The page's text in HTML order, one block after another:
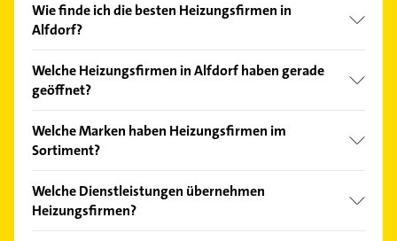
Wie finde ich die besten Heizungsfirmen in
Alfdorf?
Kundenmeinungen und profitieren Sie von den
Empfehlungen. Die Suchergebnisse können Sie sich
Welche Heizungsfirmen in Alfdorf haben gerade
geöffnet?
Bitte beachten Sie, dass diese an Sonn- und
Feiertagen abweichen können.
Welche Marken haben Heizungsfirmen im
Sortiment?
Artweger.
Welche Dienstleistungen übernehmen
Heizungsfirmen?